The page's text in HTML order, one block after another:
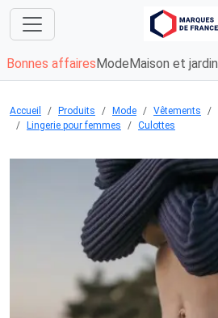
Bonnes affaires Mode Maison et jardin
Accueil Produits Mode Vêtements
Lingerie pour femmes
Culottes